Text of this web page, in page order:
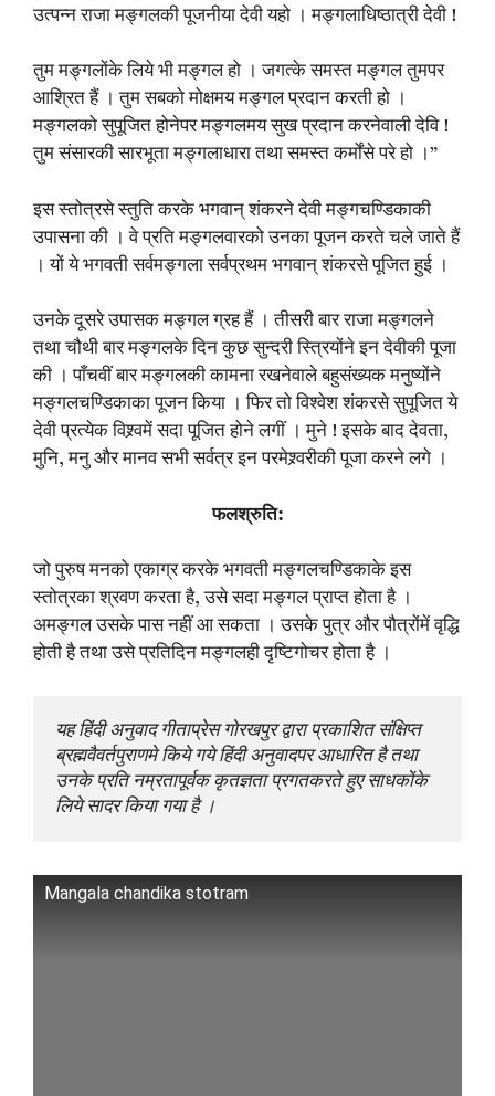
उत्पन्न राजा मङ्गलकी पूजनीया देवी यहो । मङ्गलाधिष्ठात्री देवी !
तुम मङ्गलोंके लिये भी मङ्गल हो । जगत्के समस्त मङ्गल तुमपर
आश्रित हैं । तुम सबको मोक्षमय मङ्गल प्रदान करती हो ।
मङ्गलको सुपूजित होनेपर मङ्गलमय सुख प्रदान करनेवाली देवि !
तुम संसारकी सारभूता मङ्गलाधारा तथा समस्त कर्मोंसे परे हो ।”
इस स्तोत्रसे स्तुति करके भगवान् शंकरने देवी मङ्गचण्डिकाकी
उपासना की । वे प्रति मङ्गलवारको उनका पूजन करते चले जाते हैं
। यों ये भगवती सर्वमङ्गला सर्वप्रथम भगवान् शंकरसे पूजित हुई ।
उनके दूसरे उपासक मङ्गल ग्रह हैं । तीसरी बार राजा मङ्गलने
तथा चौथी बार मङ्गलके दिन कुछ सुन्दरी स्त्रियोंने इन देवीकी पूजा
की । पाँचवीं बार मङ्गलकी कामना रखनेवाले बहुसंख्यक मनुष्योंने
मङ्गलचण्डिकाका पूजन किया । फिर तो विश्वेश शंकरसे सुपूजित ये
देवी प्रत्येक विश्र्वमें सदा पूजित होने लगीं । मुने ! इसके बाद देवता,
मुनि, मनु और मानव सभी सर्वत्र इन परमेश्र्वरीकी पूजा करने लगे ।
फलश्रुति:
जो पुरुष मनको एकाग्र करके भगवती मङ्गलचण्डिकाके इस
स्तोत्रका श्रवण करता है, उसे सदा मङ्गल प्राप्त होता है ।
अमङ्गल उसके पास नहीं आ सकता । उसके पुत्र और पौत्रोंमें वृद्धि
होती है तथा उसे प्रतिदिन मङ्गलही दृष्टिगोचर होता है ।
यह हिंदी अनुवाद गीताप्रेस गोरखपुर द्वारा प्रकाशित संक्षिप्त
ब्रह्मवैवर्तपुराणमे किये गये हिंदी अनुवादपर आधारित है तथा
उनके प्रति नम्रतापूर्वक कृतज्ञता प्रगतकरते हुए साधकोंके
लिये सादर किया गया है ।
Mangala chandika stotram